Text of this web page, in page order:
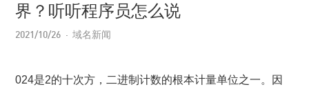
界？听听程序员怎么说
2021/10/26 域名新闻
024是2的十次方，二进制计数的根本计量单位之一。因